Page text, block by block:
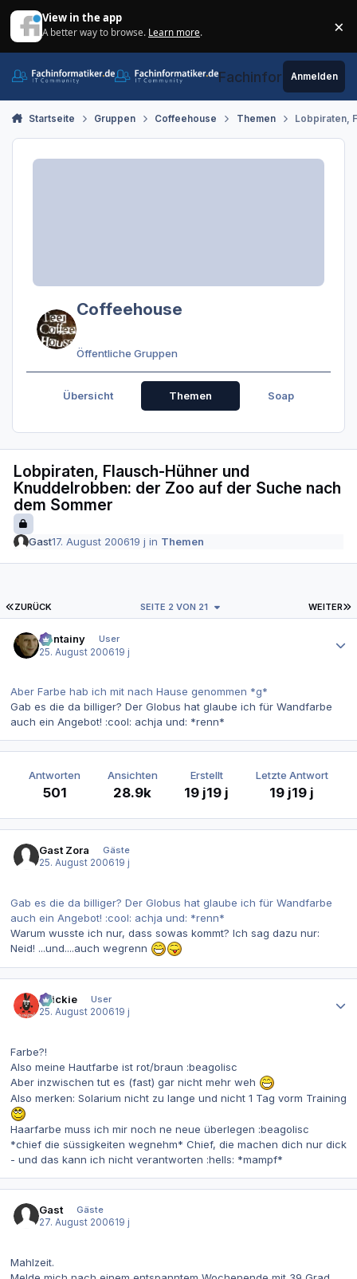
View in the app
A better way to browse. Learn more. ×
Fachinformatiker.de
Anmelden
Startseite Gruppen Coffeehouse Themen Lobpiraten,
Coffeehouse
Öffentliche Gruppen
Übersicht Themen Soap
Lobpiraten, Flausch-Hühner und
Knuddelrobben: der Zoo auf der Suche nach
dem Sommer
Gast17. August 200619 j in Themen
ERSTE SEITE
ZURÜCK WEITER
SEITE 2 VON 21
Containy
User
25. August 200619 j
Aber Farbe hab ich mit nach Hause genommen *g*
Gab es die da billiger? Der Globus hat glaube ich für Wandfarbe
auch ein Angebot! :cool: achja und: *renn*
Antworten
501
Ansichten
28.9k
Erstellt
19 j19 j
Letzte Antwort
19 j19 j
Gast Zora
Gäste
25. August 200619 j
Gab es die da billiger? Der Globus hat glaube ich für Wandfarbe
auch ein Angebot! :cool: achja und: *renn*
Warum wusste ich nur, dass sowas kommt? Ich sag dazu nur:
Neid! ...und....auch wegrenn
chickie
User
25. August 200619 j
Farbe?!
Also meine Hautfarbe ist rot/braun :beagolisc
Aber inzwischen tut es (fast) gar nicht mehr weh
Also merken: Solarium nicht zu lange und nicht 1 Tag vorm Training
Haarfarbe muss ich mir noch ne neue überlegen :beagolisc
*chief die süssigkeiten wegnehm* Chief, die machen dich nur dick
- und das kann ich nicht verantworten :hells: *mampf*
Gast
Gäste
27. August 200619 j
Mahlzeit.